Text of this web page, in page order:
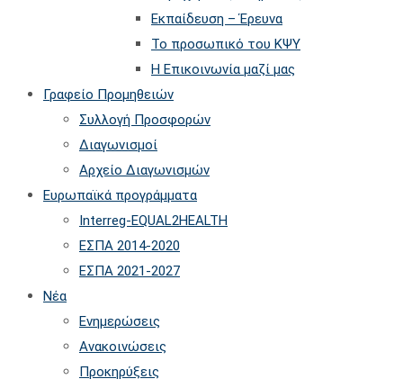
Εκπαίδευση – Έρευνα
Το προσωπικό του ΚΨΥ
Η Επικοινωνία μαζί μας
Γραφείο Προμηθειών
Συλλογή Προσφορών
Διαγωνισμοί
Αρχείο Διαγωνισμών
Ευρωπαϊκά προγράμματα
Interreg-EQUAL2HEALTH
ΕΣΠΑ 2014-2020
ΕΣΠΑ 2021-2027
Νέα
Ενημερώσεις
Ανακοινώσεις
Προκηρύξεις